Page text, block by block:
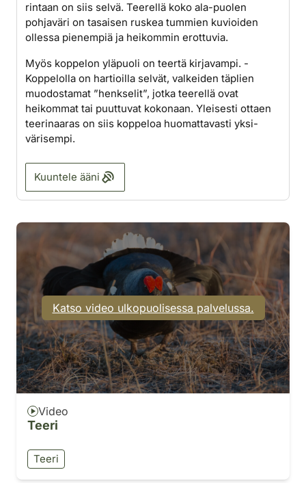
rintaan on siis selvä. Teerellä koko ala­-puolen
pohjaväri on tasaisen ruskea tummien kuvioiden
ollessa pienempiä ja heikommin erot­tuvia.
Myös koppelon yläpuoli on teertä kirjavampi. ­
Koppelolla on hartioilla selvät, valkeiden täplien
muodostamat ”henkselit”, jotka teerellä ovat
heikommat tai puuttuvat kokonaan. Yleisesti ottaen
teerinaaras on siis koppeloa huomattavasti yksi­
värisempi.
Kuuntele ääni
Katso video ulkopuolisessa palvelussa.
Video
Teeri
Teeri